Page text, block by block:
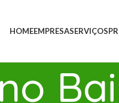
HOMEEMPRESASERVIÇOS